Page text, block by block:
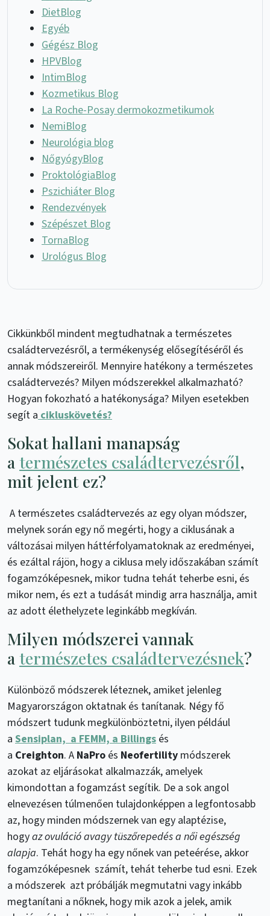
Cikkünkből mindent megtudhatnak a természetes
családtervezésről, a termékenység elősegítéséről és
annak módszereiről. Mennyire hatékony a természetes
családtervezés? Milyen módszerekkel alkalmazható?
Hogyan fokozható a hatékonysága? Milyen esetekben
segít a cikluskövetés?
Sokat hallani manapság
atermészetes családtervezésről,
mit jelent ez?
A természetes családtervezés az egy olyan módszer,
melynek során egy nő megérti, hogy a ciklusának a
változásai milyen háttérfolyamatoknak az eredményei,
és ezáltal rájön, hogy a ciklusa mely időszakában számít
fogamzóképesnek, mikor tudna tehát teherbe esni, és
mikor nem, és ezt a tudását mindig arra használja, amit
az adott élethelyzete leginkább megkíván.
Milyen módszerei vannak
atermészetes családtervezésnek?
Különböző módszerek léteznek, amiket jelenleg
Magyarországon oktatnak és tanítanak. Négy fő
módszert tudunk megkülönböztetni, ilyen például
a Sensiplan, a FEMM, a Billings és
a Creighton. A NaPro és Neofertility módszerek
azokat az eljárásokat alkalmazzák, amelyek
kimondottan a fogamzást segítik. De a sok angol
elnevezésen túlmenően tulajdonképpen a legfontosabb
az, hogy minden módszernek van egy alaptézise,
hogyaz ovuláció avagy tüszőrepedés a női egészség
alapja. Tehát hogy ha egy nőnek van peteérése, akkor
fogamzóképesnek számít, tehát teherbe tud esni. Ezek
a módszerek azt próbálják megmutatni vagy inkább
megtanítani a nőknek, hogy mik azok a jelek, amik
DietBlog
Egyéb
Gégész Blog
HPVBlog
IntimBlog
Kozmetikus Blog
La Roche-Posay dermokozmetikumok
NemiBlog
Neurológia blog
NőgyógyBlog
ProktológiaBlog
Pszichiáter Blog
Rendezvények
Szépészet Blog
TornaBlog
Urológus Blog